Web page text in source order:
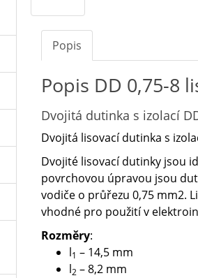
Popis
Popis DD 0,75-8
Dvojitá dutinka s izolací
Dvojitá lisovací dutinka s
Dvojité lisovací dutinky jsou
povrchovou úpravou jsou
vodiče o průřezu 0,75 mm2.
vhodné pro použití v
Rozměry:
l1 – 14,5 mm
l2 – 8,2 mm